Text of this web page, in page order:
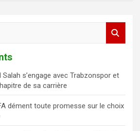
s’engage avec Trabzonspor et
de sa carrière
dément toute promesse sur le choix